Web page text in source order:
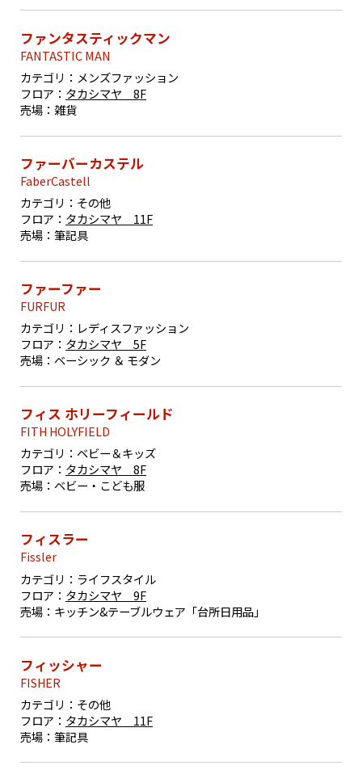
ファンタスティックマン
FANTASTIC MAN
カテゴリ： メンズファッション
フロア： タカシマヤ 8F
売場： 雑貨
ファーバーカステル
FaberCastell
カテゴリ： その他
フロア： タカシマヤ 11F
売場：筆記具
ファーファー
FURFUR
カテゴリ： レディスファッション
フロア： タカシマヤ 5F
売場： ベーシック ＆ モダン
フィス ホリーフィールド
FITH HOLYFIELD
カテゴリ： ベビー＆キッズ
フロア： タカシマヤ 8F
売場： ベビー・こども服
フィスラー
Fissler
カテゴリ： ライフスタイル
フロア： タカシマヤ 9F
売場： キッチン&テーブルウェア「台所日用品」
フィッシャー
FISHER
カテゴリ： その他
フロア： タカシマヤ 11F
売場：筆記具